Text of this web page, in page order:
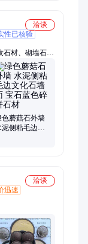
洽谈
性已核验
材、砌墙石、
石、板岩、散
板石材、踏步
色蘑菇石外墙
侧粘毛边文
洽谈
迅速